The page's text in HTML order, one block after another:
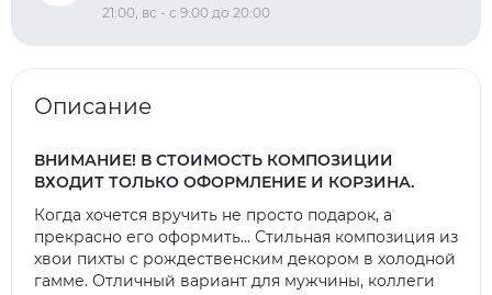
21:00, вс - с 9:00 до 20:00
Описание
ВНИМАНИЕ! В СТОИМОСТЬ КОМПОЗИЦИИ
ВХОДИТ ТОЛЬКО ОФОРМЛЕНИЕ И КОРЗИНА.
Когда хочется вручить не просто подарок, а
прекрасно его оформить... Стильная композиция из
хвои пихты с рождественским декором в холодной
гамме. Отличный вариант для мужчины, коллеги